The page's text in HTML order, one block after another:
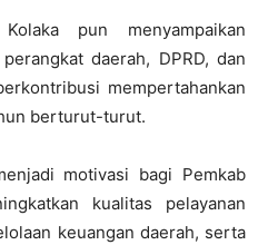
pun menyampaikan
daerah, DPRD, dan
mempertahankan
berturut-turut.
motivasi bagi Pemkab
kualitas pelayanan
keuangan daerah, serta